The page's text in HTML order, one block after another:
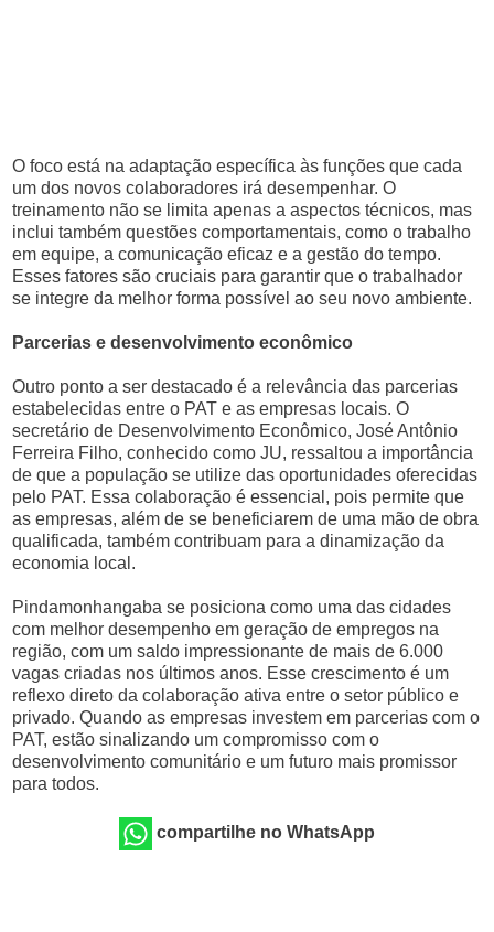
O foco está na adaptação específica às funções que cada
um dos novos colaboradores irá desempenhar. O
treinamento não se limita apenas a aspectos técnicos, mas
inclui também questões comportamentais, como o trabalho
em equipe, a comunicação eficaz e a gestão do tempo.
Esses fatores são cruciais para garantir que o trabalhador
se integre da melhor forma possível ao seu novo ambiente.
Parcerias e desenvolvimento econômico
Outro ponto a ser destacado é a relevância das parcerias
estabelecidas entre o PAT e as empresas locais. O
secretário de Desenvolvimento Econômico, José Antônio
Ferreira Filho, conhecido como JU, ressaltou a importância
de que a população se utilize das oportunidades oferecidas
pelo PAT. Essa colaboração é essencial, pois permite que
as empresas, além de se beneficiarem de uma mão de obra
qualificada, também contribuam para a dinamização da
economia local.
Pindamonhangaba se posiciona como uma das cidades
com melhor desempenho em geração de empregos na
região, com um saldo impressionante de mais de 6.000
vagas criadas nos últimos anos. Esse crescimento é um
reflexo direto da colaboração ativa entre o setor público e
privado. Quando as empresas investem em parcerias com o
PAT, estão sinalizando um compromisso com o
desenvolvimento comunitário e um futuro mais promissor
para todos.
compartilhe no WhatsApp